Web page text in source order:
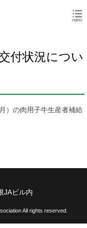
付状況につい
）の肉用子牛生産者補給
JAビル内
All rights reserved.